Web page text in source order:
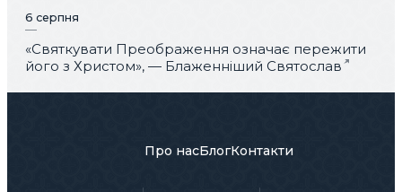
6 серпня
«Святкувати Преображення означає пережити
його з Христом», — Блаженніший Святослав
Про насБлогКонтакти